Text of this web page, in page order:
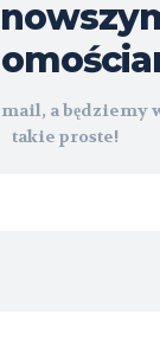
a będziemy
takie proste!